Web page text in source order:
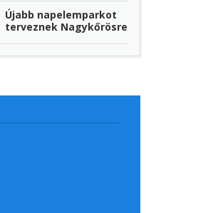
Újabb napelemparkot
terveznek Nagykőrösre